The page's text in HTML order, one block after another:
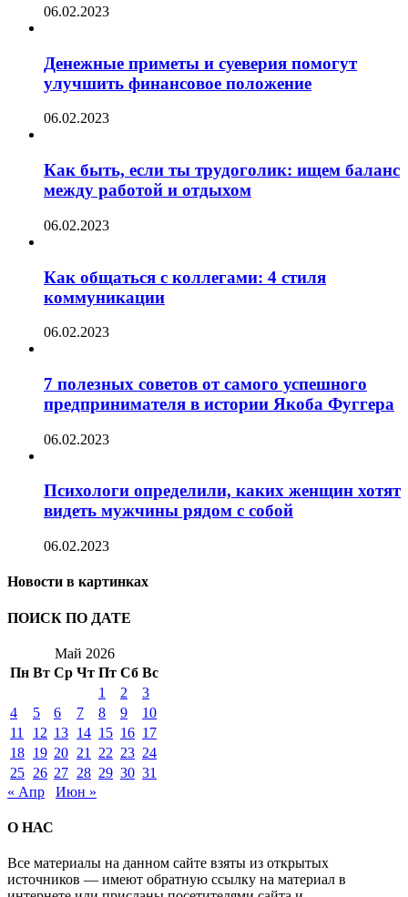
06.02.2023
Денежные приметы и суеверия помогут
улучшить финансовое положение
06.02.2023
Как быть, если ты трудоголик: ищем баланс
между работой и отдыхом
06.02.2023
Как общаться с коллегами: 4 стиля
коммуникации
06.02.2023
7 полезных советов от самого успешного
предпринимателя в истории Якоба Фуггера
06.02.2023
Психологи определили, каких женщин хотят
видеть мужчины рядом с собой
06.02.2023
Новости в картинках
ПОИСК ПО ДАТЕ
Май 2026
Пн Вт Ср Чт Пт Сб Вс
1
2
3
4
5 6 7 8 9
10
11
12 13 14 15 16 17
18 19 20 21 22 23 24
25 26 27 28 29 30 31
« Апр
Июн »
О НАС
Все материалы на данном сайте взяты из открытых
источников — имеют обратную ссылку на материал в